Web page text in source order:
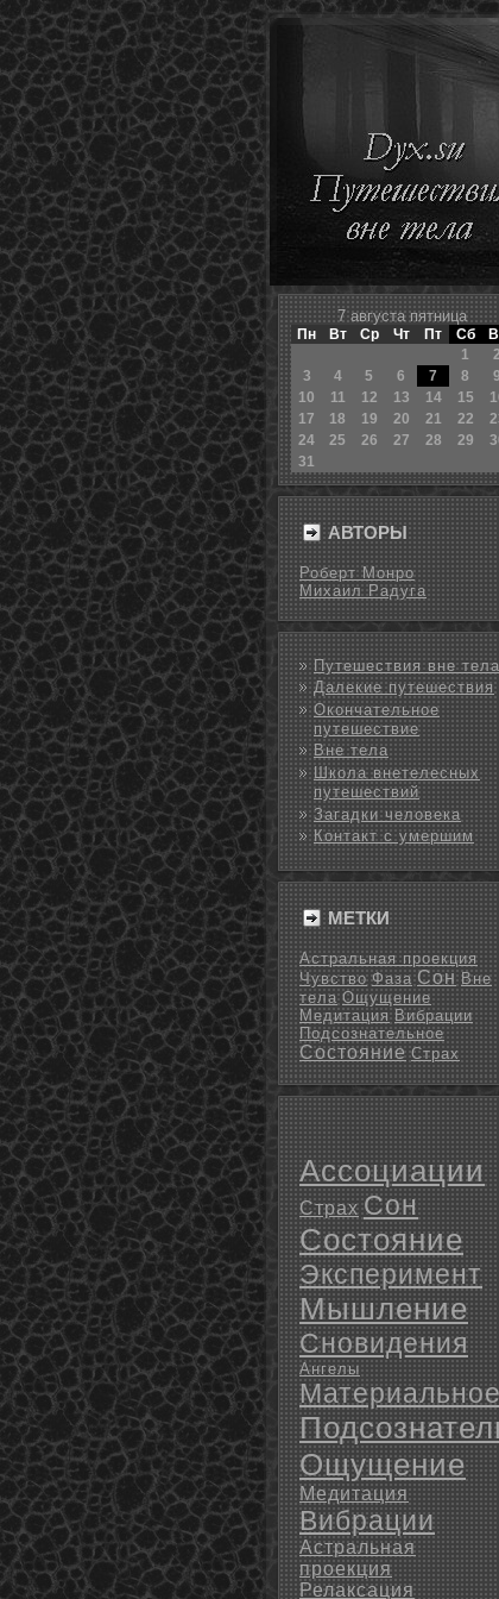
7 августа пятница
Пн Вт Ср Чт Пт Сб
1
2
3
4 5 6 7 8
9
10
11 12 13 14 15
17
18 19 20 21 22
24
25 26 27 28 29
31
АВТОРЫ
Роберт Монро
Михаил Радуга
Путешествия вне тела
Далекие путешествия
Окончательное
путешествие
Вне тела
Школа внетелесных
путешествий
Загадки человека
Контакт с умершим
МЕТКИ
Астральная проекция
Чувство Фаза Сон Вне
тела Ощущение
Медитация Вибрации
Подсознательное
Состояние Страх
Ассоциации
Страх Сон
Состояние
Эксперимент
Мышление
Сновидения
Ангелы
Ощущение
Медитация
Вибрации
Астральная
проекция
Релаксация